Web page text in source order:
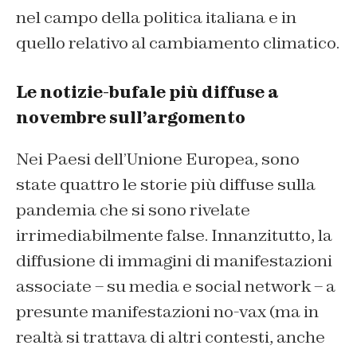
nel campo della politica italiana e in
quello relativo al cambiamento climatico.
Le notizie-bufale più diffuse a
novembre sull’argomento
Nei Paesi dell’Unione Europea, sono
state quattro le storie più diffuse sulla
pandemia che si sono rivelate
irrimediabilmente false. Innanzitutto, la
diffusione di immagini di manifestazioni
associate – su media e social network – a
presunte manifestazioni no-vax (ma in
realtà si trattava di altri contesti, anche